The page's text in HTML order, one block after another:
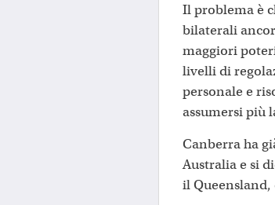
Il problema è
bilaterali
maggiori
livelli di
personale e
assumersi più
Canberra ha
Australia e si
il